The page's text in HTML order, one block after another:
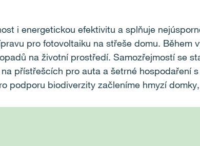
i energetickou efektivitu a splňuje
pro fotovoltaiku na střeše domu. Během
na životní prostředí. Samozřejmostí se
přístřešcích pro auta a šetrné hospodaření
podporu biodiverzity začleníme hmyzí